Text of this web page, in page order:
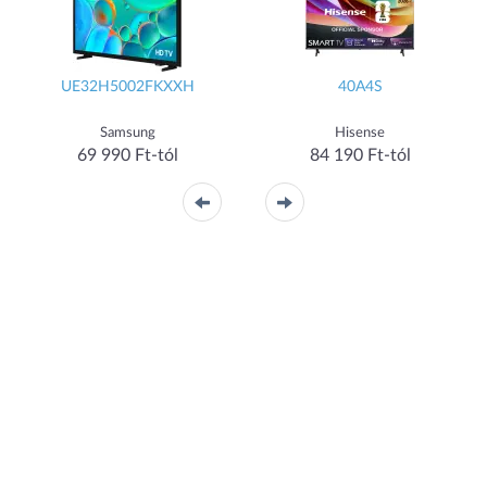
UE32H5002FKXXH
Samsung
69 990 Ft-tól
40A4S
Hisense
84 190 Ft-tól